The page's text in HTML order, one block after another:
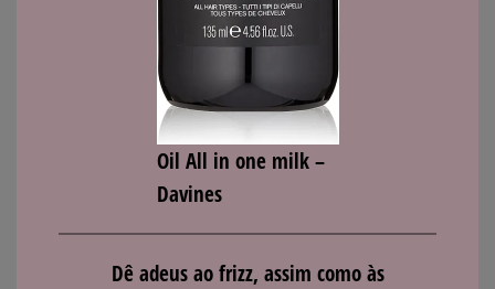
Oil All in one milk –
Davines
Dê adeus ao frizz, assim como às